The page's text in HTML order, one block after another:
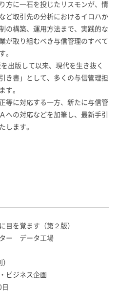
方に一石を投じたリスモンが、情
ど取引先の分析におけるイロハか
の構築、運用方法まで、実践的な
が取り組むべき与信管理のすべて
。
出版して以来、現代を生き抜く
き書」として、多くの与信管理担
す。
等に対応する一方、新たに与信管
への対応などを加筆し、最新手引
します。
を覚ます（第２版）
データ工場
ジネス企画